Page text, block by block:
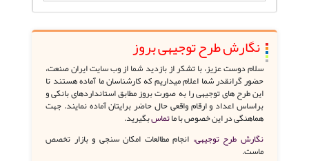
نگارش طرح توجیهی بروز
سلام دوست عزیز، با تشکر از بازدید شما از وب سایت ایران صنعت،
حضور گرانقدر شما اعلام میداریم که کارشناسان ما آماده هستند تا
این طرح های توجیهی را به صورت بروز مطابق استانداردهای بانکی و
براساس اعداد و ارقام واقعی حال حاضر برایتان آماده نمایند. جهت
هماهنگی در این خصوص با ماتماسبگیرید.
نگارش طرح توجیهی، انجام مطالعات امکان سنجی و بازار تخصص
ماست.